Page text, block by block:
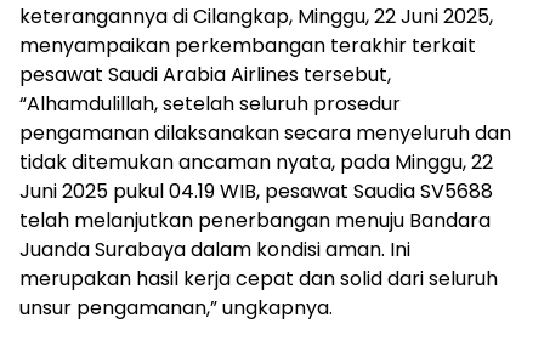
keterangannya di Cilangkap, Minggu, 22 Juni 2025,
menyampaikan perkembangan terakhir terkait
pesawat Saudi Arabia Airlines tersebut,
“Alhamdulillah, setelah seluruh prosedur
pengamanan dilaksanakan secara menyeluruh dan
tidak ditemukan ancaman nyata, pada Minggu, 22
Juni 2025 pukul 04.19 WIB, pesawat Saudia SV5688
telah melanjutkan penerbangan menuju Bandara
Juanda Surabaya dalam kondisi aman. Ini
merupakan hasil kerja cepat dan solid dari seluruh
unsur pengamanan,” ungkapnya.